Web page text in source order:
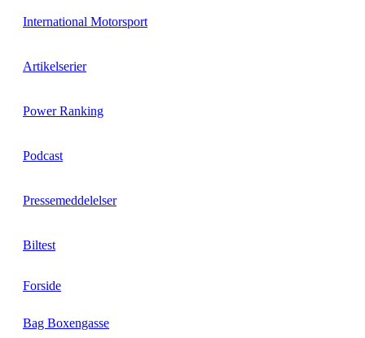
International Motorsport
Artikelserier
Power Ranking
Podcast
Pressemeddelelser
Biltest
Forside
Bag Boxengasse